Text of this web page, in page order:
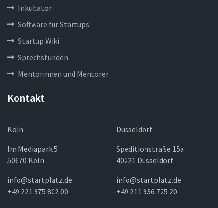
Inkubator
Software für Startups
Startup Wiki
Sprechstunden
Mentorinnen und Mentoren
Kontakt
Köln
Im Mediapark 5
50670 Köln
info@startplatz.de
+49 221 975 802 00
Düsseldorf
Speditionstraße 15a
40221 Düsseldorf
info@startplatz.de
+49 211 936 725 20